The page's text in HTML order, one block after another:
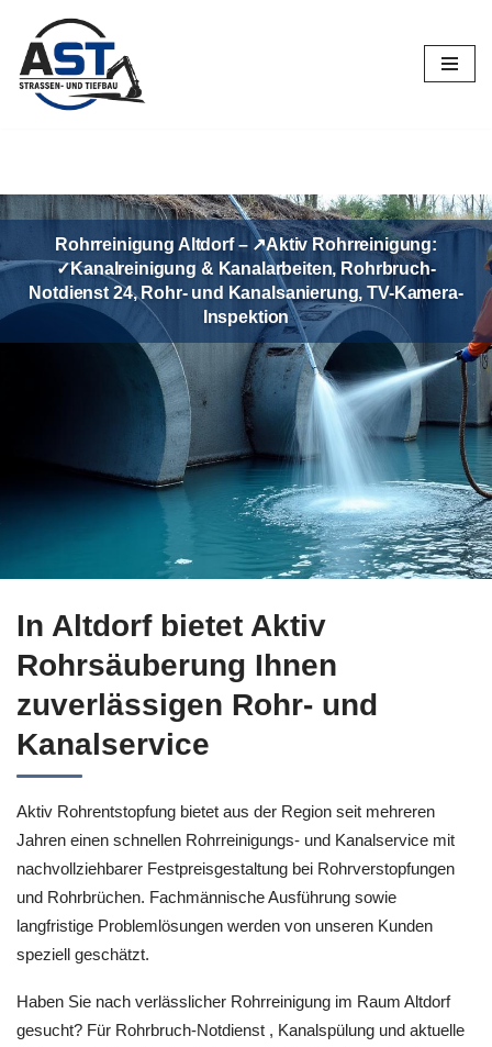
Zum
Inhalt
springen
Rohrreinigung Altdorf – ↗️Aktiv Rohrreinigung:
✓Kanalreinigung & Kanalarbeiten, Rohrbruch-
Notdienst 24, Rohr- und Kanalsanierung, TV-Kamera-
Inspektion
In Altdorf bietet Aktiv
Rohrsäuberung Ihnen
zuverlässigen Rohr- und
Kanalservice
Aktiv Rohrentstopfung bietet aus der Region seit mehreren
Jahren einen schnellen Rohrreinigungs- und Kanalservice mit
nachvollziehbarer Festpreisgestaltung bei Rohrverstopfungen
und Rohrbrüchen. Fachmännische Ausführung sowie
langfristige Problemlösungen werden von unseren Kunden
speziell geschätzt.
Haben Sie nach verlässlicher Rohrreinigung im Raum Altdorf
gesucht? Für Rohrbruch-Notdienst , Kanalspülung und aktuelle